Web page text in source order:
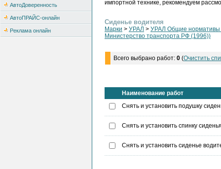
АвтоДоверенность
АвтоПРАЙС-онлайн
Реклама онлайн
импортной технике, рекомендуем
Сиденье водителя
Марки > УРАЛ > УРАЛ Общие нормативы
Министерство транспорта РФ (1996))
Всего выбрано работ: 0 (Очистить
Наименование работ
Снять и установить подушку
Снять и установить спинку
Снять и установить сиденье